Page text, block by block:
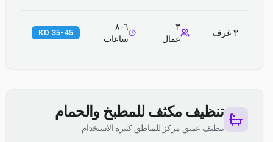
٣ غرف
٣
عمال
٦-٨
ساعات
35-45 KD
تنظيف مكثف للمطبخ والحمام
تنظيف عميق مركز للمناطق كثيرة الاستخدام